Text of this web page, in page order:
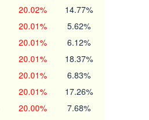
20.02% 14.77%
20.01% 5.62%
20.01% 6.12%
20.01% 18.37%
20.01% 6.83%
20.01% 17.26%
20.00% 7.68%